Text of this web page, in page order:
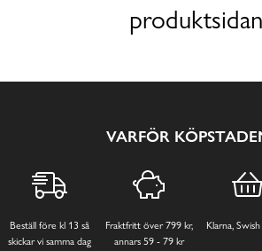
VARFÖR
Beställ före kl 13 så
skickar vi samma dag
Fraktfritt över 799 kr,
annars 59 - 79 kr
Klarna,